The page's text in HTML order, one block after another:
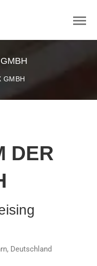
GMBH
DER
Deutschland